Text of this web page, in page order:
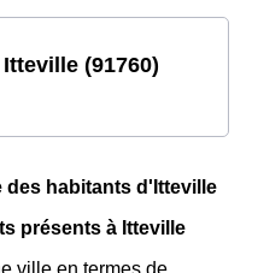
(91760)
habitants d'Itteville
présents à Itteville